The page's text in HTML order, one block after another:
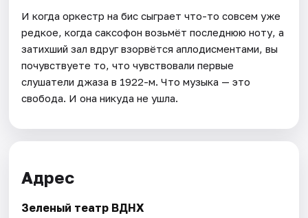
И когда оркестр на бис сыграет что-то совсем уже
редкое, когда саксофон возьмёт последнюю ноту, а
затихший зал вдруг взорвётся аплодисментами, вы
почувствуете то, что чувствовали первые
слушатели джаза в 1922-м. Что музыка — это
свобода. И она никуда не ушла.
Адрес
Зеленый театр ВДНХ